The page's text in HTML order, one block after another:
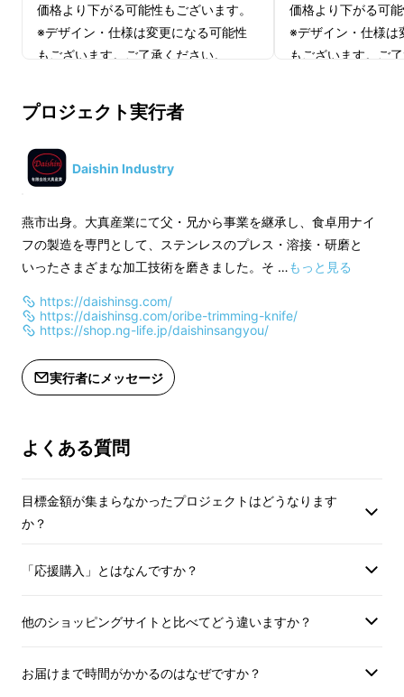
価格より下がる可能性もございます。
※デザイン・仕様は変更になる可能性
もございます。ご了承ください。
製造工程上の都合等により出荷時期が
遅れる場合があります。
価格より下がる可
※デザイン・仕様は
もございます。ご
プロジェクト実行者
Daishin Industry
燕市出身。大真産業にて父・兄から事業を継承し、食卓用ナイ
フの製造を専門として、ステンレスのプレス・溶接・研磨と
いったさまざまな加工技術を磨きました。そ …もっと見る
https://daishinsg.com/
https://daishinsg.com/oribe-trimming-knife/
https://shop.ng-life.jp/daishinsangyou/
実行者にメッセージ
よくある質問
目標金額が集まらなかったプロジェクトはどうなります
か？
「応援購入」とはなんですか？
他のショッピングサイトと比べてどう違いますか？
お届けまで時間がかかるのはなぜですか？